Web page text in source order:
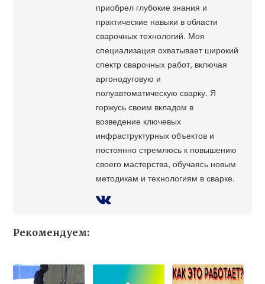
приобрел глубокие знания и
практические навыки в области
сварочных технологий. Моя
специализация охватывает широкий
спектр сварочных работ, включая
аргонодуговую и
полуавтоматическую сварку. Я
горжусь своим вкладом в
возведение ключевых
инфраструктурных объектов и
постоянно стремлюсь к повышению
своего мастерства, обучаясь новым
методикам и технологиям в сварке.
Рекомендуем: